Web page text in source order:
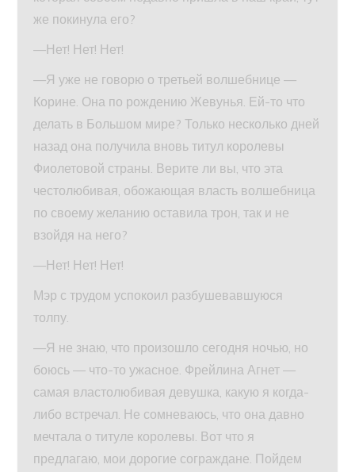
же покинула его?
—Нет! Нет! Нет!
—Я уже не говорю о третьей волшебнице —
Корине. Она по рождению Жевунья. Ей-то что
делать в Большом мире? Только несколько дней
назад она получила вновь титул королевы
Фиолетовой страны. Верите ли вы, что эта
честолюбивая, обожающая власть волшебница
по своему желанию оставила трон, так и не
взойдя на него?
—Нет! Нет! Нет!
Мэр с трудом успокоил разбушевавшуюся
толпу.
—Я не знаю, что произошло сегодня ночью, но
боюсь — что-то ужасное. Фрейлина Агнет —
самая властолюбивая девушка, какую я когда-
либо встречал. Не сомневаюсь, что она давно
мечтала о титуле королевы. Вот что я
предлагаю, мои дорогие сограждане. Пойдем